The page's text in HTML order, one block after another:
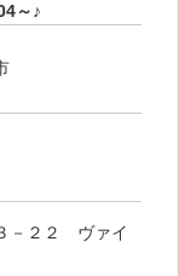
～♪
－２２ ヴァイ